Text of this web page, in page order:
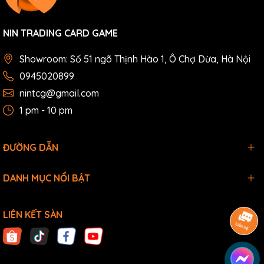
NIN TRADING CARD GAME
Showroom: Số 51 ngõ Thịnh Hào 1, Ô Chợ Dừa, Hà Nội
0945020899
nintcg@gmail.com
1 pm - 10 pm
ĐƯỜNG DẪN
DANH MỤC NỔI BẬT
LIÊN KẾT SÀN